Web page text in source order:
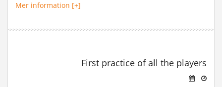
Mer information [+]
First practice of all the players